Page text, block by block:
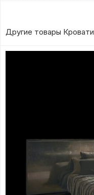
Другие товары Кровати